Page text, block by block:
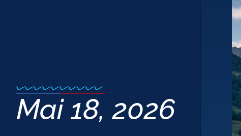
Mai 18, 2026